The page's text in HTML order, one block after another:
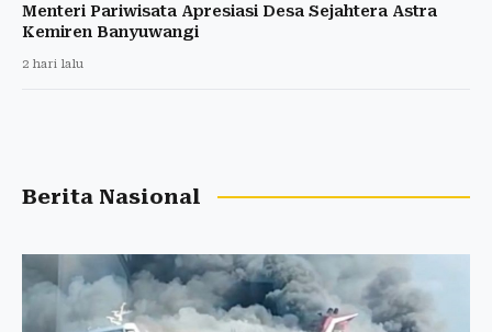
Menteri Pariwisata Apresiasi Desa Sejahtera Astra
Kemiren Banyuwangi
2 hari lalu
Berita Nasional